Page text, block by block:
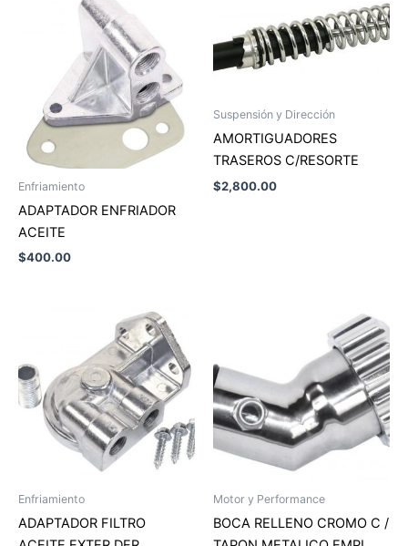
Enfriamiento
ADAPTADOR ENFRIADOR
ACEITE
$400.00
Suspensión y Dirección
AMORTIGUADORES
TRASEROS C/RESORTE
$2,800.00
Enfriamiento
ADAPTADOR FILTRO
Motor y Performance
BOCA RELLENO CROMO C /